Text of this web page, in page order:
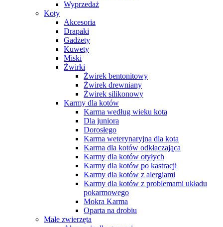
Wyprzedaż
Koty
Akcesoria
Drapaki
Gadżety
Kuwety
Miski
Żwirki
Żwirek bentonitowy
Żwirek drewniany
Żwirek silikonowy
Karmy dla kotów
Karma według wieku kota
Dla juniora
Dorosłego
Karma weterynaryjna dla kota
Karma dla kotów odkłaczająca
Karmy dla kotów otyłych
Karmy dla kotów po kastracji
Karmy dla kotów z alergiami
Karmy dla kotów z problemami układu
pokarmowego
Mokra Karma
Oparta na drobiu
Małe zwierzęta